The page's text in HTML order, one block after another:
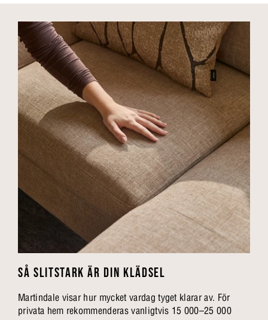
SÅ SLITSTARK ÄR DIN KLÄDSEL
Martindale visar hur mycket vardag tyget klarar av. För
privata hem rekommenderas vanligtvis 15 000–25 000